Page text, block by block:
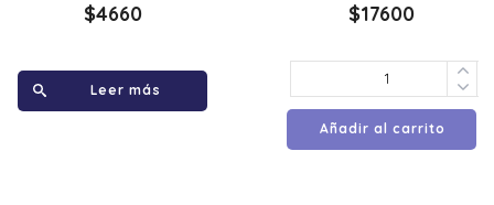
$4660
Leer más
$17600
Añadir al carrito